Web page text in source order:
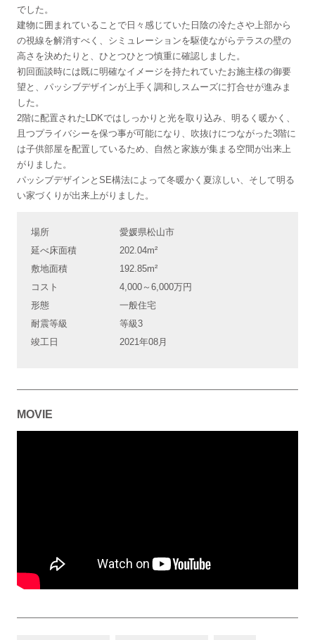
でした。
建物に囲まれていることで日々感じていた日陰の冷たさや上部から
の視線を解消すべく、シミュレーションを駆使ながらテラスの壁の
高さを決めたりと、ひとつひとつ慎重に確認しました。
初回面談時には既に明確なイメージを持たれていたお施主様の御要
望と、パッシブデザインが上手く調和しスムーズに打合せが進みま
した。
2階に配置されたLDKではしっかりと光を取り込み、明るく暖かく、
且つプライバシーを保つ事が可能になり、吹抜けにつながった3階に
は子供部屋を配置しているため、自然と家族が集まる空間が出来上
がりました。
パッシブデザインとSE構法によって冬暖かく夏涼しい、そして明る
い家づくりが出来上がりました。
場所
愛媛県松山市
延べ床面積
202.04m²
敷地面積
192.85m²
コスト
4,000～6,000万円
形態
一般住宅
耐震等級
等級3
竣工日
2021年08月
MOVIE